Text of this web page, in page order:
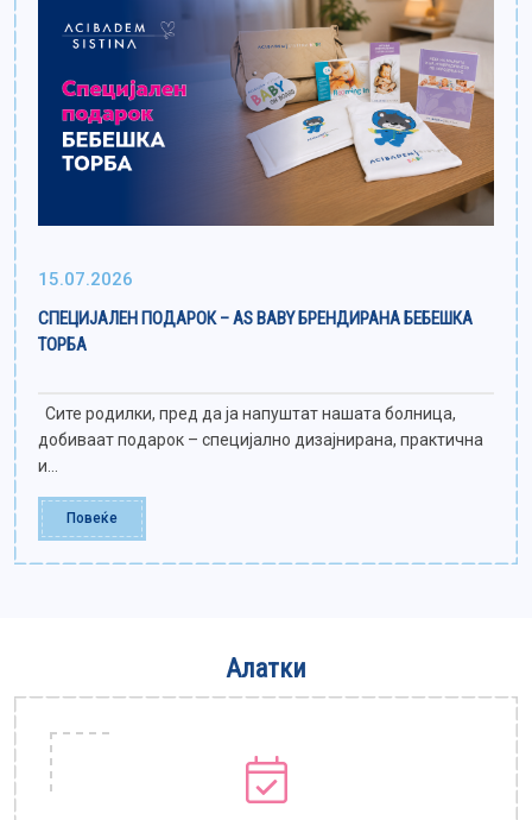
15.07.2026
СПЕЦИЈАЛЕН ПОДАРОК – AS BABY БРЕНДИРАНА БЕБЕШКА
ТОРБА
Сите родилки, пред да ја напуштат нашата болница,
добиваат подарок – специјално дизајнирана, практична
и...
Повеќе
Алатки